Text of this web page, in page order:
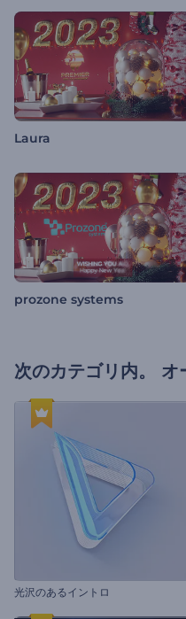
Laura
prozone systems
次のカテゴリ内。 オ
光沢のあるイントロ